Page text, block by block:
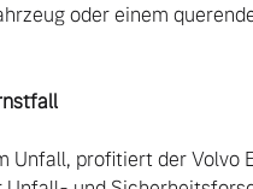
oder einem
Unfall, profitiert der